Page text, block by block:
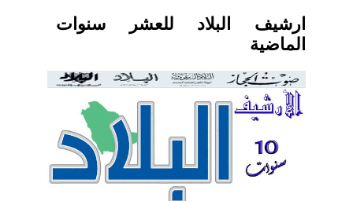
ارشيف البلاد للعشر سنوات
الماضية